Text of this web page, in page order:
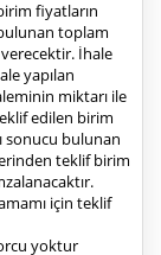
fiyatların
toplam
İhale
yapılan
miktarı ile
edilen birim
sonucu bulunan
teklif birim
için teklif
yoktur